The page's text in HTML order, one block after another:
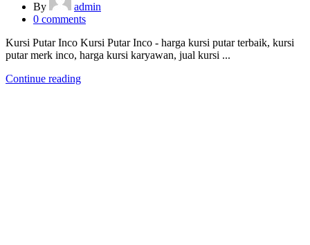
By
admin
0 comments
Kursi Putar Inco Kursi Putar Inco - harga kursi putar terbaik, kursi
putar merk inco, harga kursi karyawan, jual kursi ...
Continue reading